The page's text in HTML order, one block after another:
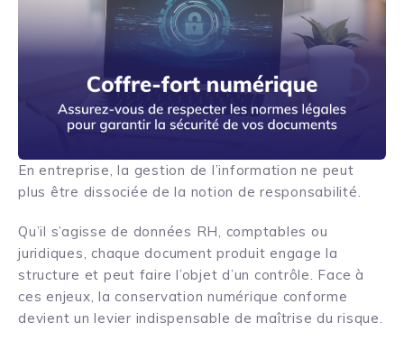
En entreprise, la gestion de l’information ne peut
plus être dissociée de la notion de responsabilité.
Qu’il s’agisse de données RH, comptables ou
juridiques, chaque document produit engage la
structure et peut faire l’objet d’un contrôle. Face à
ces enjeux, la conservation numérique conforme
devient un levier indispensable de maîtrise du risque.